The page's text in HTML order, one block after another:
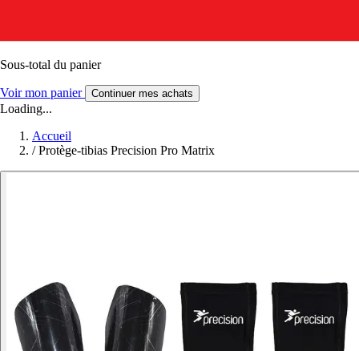
Sous-total du panier
Voir mon panier Continuer mes achats
Loading...
Accueil
/ Protège-tibias Precision Pro Matrix